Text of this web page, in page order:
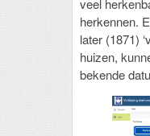
veel
herkennen.
later (1871)
huizen,
bekende